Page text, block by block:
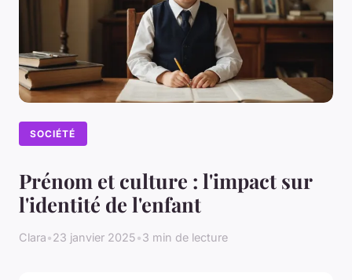
SOCIÉTÉ
Prénom et culture : l'impact sur
l'identité de l'enfant
Clara•23 janvier 2025•3 min de lecture